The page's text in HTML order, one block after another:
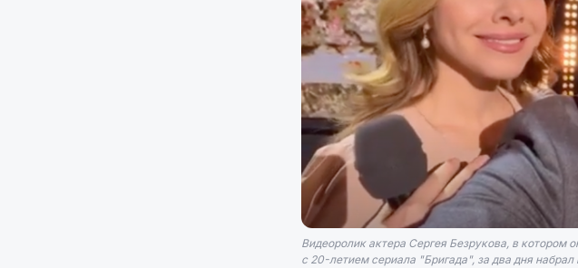
Видеоролик актера Сергея Безрукова, в котором
с 20-летием сериала "Бригада", за два дня